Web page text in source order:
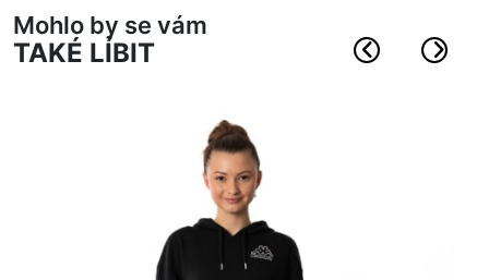
Mohlo by se vám
TAKÉ LÍBIT